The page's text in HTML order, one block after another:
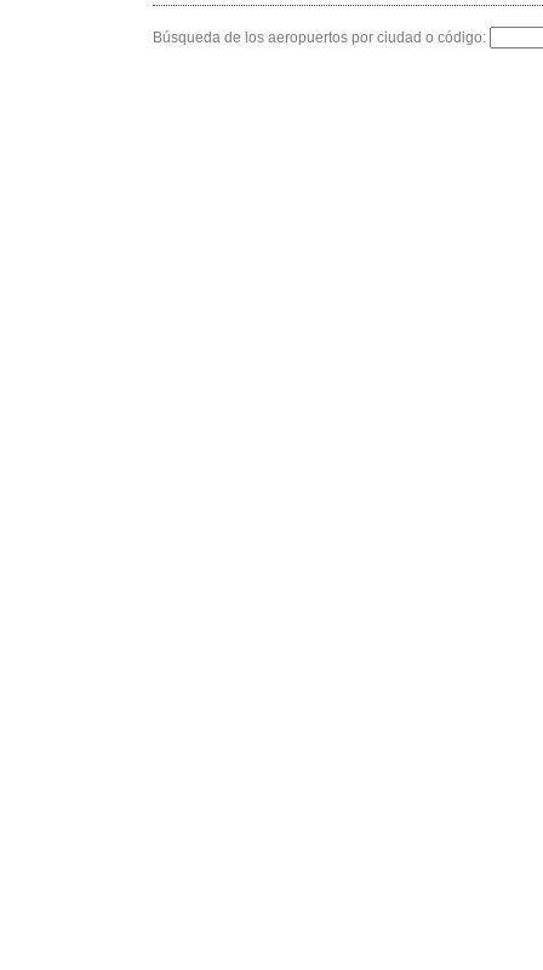
Búsqueda de los aeropuertos por ciudad o código: